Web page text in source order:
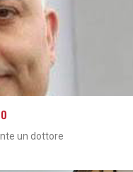
un dottore